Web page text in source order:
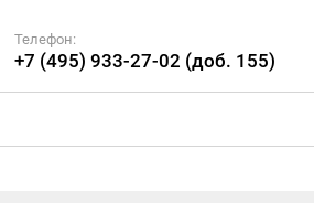
Телефон:
+7 (495) 933-27-02 (доб. 155)